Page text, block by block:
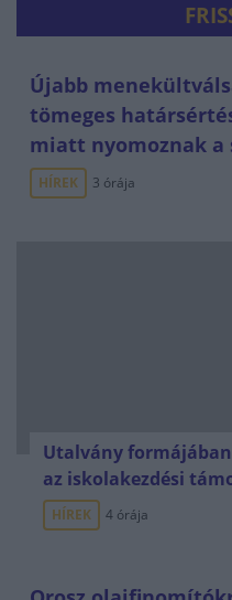
Újabb
tömeges
miatt nyomoznak a
HÍREK 3 órája
Utalvány
az iskolakezdési
HÍREK 4 órája